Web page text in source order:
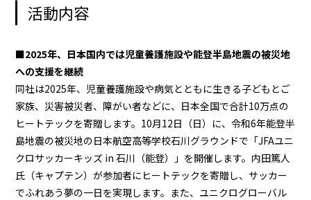
活動内容
■2025年、日本国内では児童養護施設や能登半島地震の被災地
への支援を継続
同社は2025年、児童養護施設や病気とともに生きる子どもとご
家族、災害被災者、障がい者などに、日本全国で合計10万点の
ヒートテックを寄贈します。10月12日（日）に、令和6年能登半
島地震の被災地の日本航空高等学校石川グラウンドで「JFAユニ
クロサッカーキッズ in 石川（能登）」を開催します。内田篤人
氏（キャプテン）が参加者にヒートテックを寄贈し、サッカー
でふれあう夢の一日を実現します。また、ユニクログローバル